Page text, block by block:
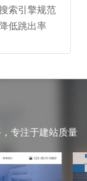
索引擎规范
降低跳出率
专注于建站质量